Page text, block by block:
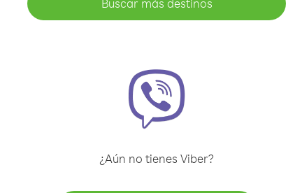
Buscar más destinos
¿Aún no tienes Viber?